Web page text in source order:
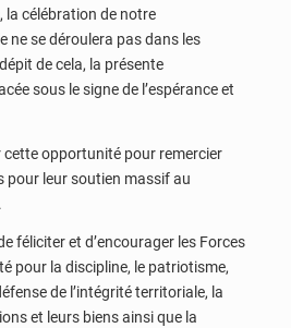
la célébration de notre
ne se déroulera pas dans les
de cela, la présente
sous le signe de l’espérance et
opportunité pour remercier
pour leur soutien massif au
féliciter et d’encourager les Forces
pour la discipline, le patriotisme,
de l’intégrité territoriale, la
et leurs biens ainsi que la